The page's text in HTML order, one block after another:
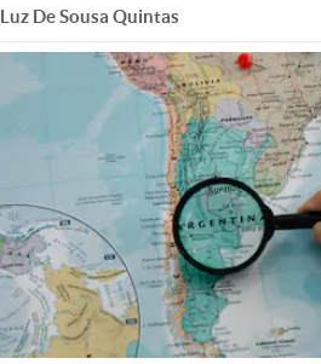
Luz De Sousa Quintas